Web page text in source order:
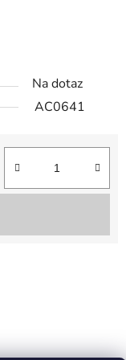
Na dotaz
AC0641